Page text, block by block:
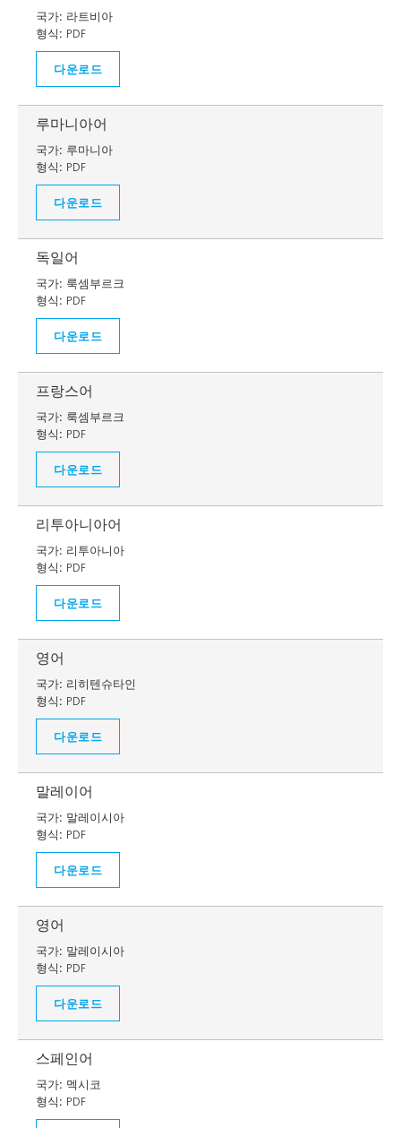
국가: 라트비아
형식: PDF
다운로드
루마니아어
국가: 루마니아
형식: PDF
다운로드
독일어
국가: 룩셈부르크
형식: PDF
다운로드
프랑스어
국가: 룩셈부르크
형식: PDF
다운로드
리투아니아어
국가: 리투아니아
형식: PDF
다운로드
영어
국가: 리히텐슈타인
형식: PDF
다운로드
말레이어
국가: 말레이시아
형식: PDF
다운로드
영어
국가: 말레이시아
형식: PDF
다운로드
스페인어
국가: 멕시코
형식: PDF